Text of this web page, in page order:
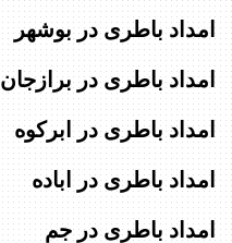
امداد باطری در بوشهر
امداد باطری در برازجان
امداد باطری در ابرکوه
امداد باطری در اباده
امداد باطری در جم